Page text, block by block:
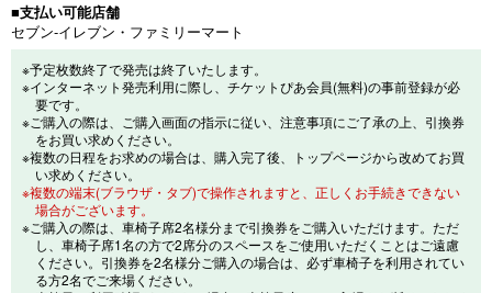
■支払い可能店舗
セブン-イレブン・ファミリーマート
※予定枚数終了で発売は終了いたします。
※インターネット発売利用に際し、チケットぴあ会員(無料)の事前登録が必
要です。
※ご購入の際は、ご購入画面の指示に従い、注意事項にご了承の上、引換券
をお買い求めください。
※複数の日程をお求めの場合は、購入完了後、トップページから改めてお買
い求めください。
※複数の端末(ブラウザ・タブ)で操作されますと、正しくお手続きできない
場合がございます。
※ご購入の際は、車椅子席2名様分まで引換券をご購入いただけます。ただ
し、車椅子席1名の方で2席分のスペースをご使用いただくことはご遠慮
ください。引換券を2名様分ご購入の場合は、必ず車椅子を利用されてい
る方2名でご来場ください。